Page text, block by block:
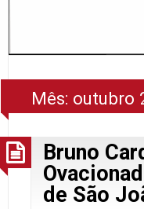
Mês: outubro
Bruno
de São